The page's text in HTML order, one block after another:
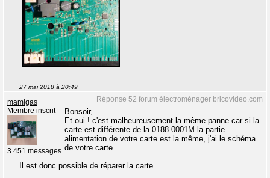
27 mai 2018 à 20:49
Réponse 52 forum électroménager bricovideo.com
mamigas
Membre inscrit
3 451 messages
Bonsoir,
Et oui ! c'est malheureusement la même panne car si la
carte est différente de la 0188-0001M la partie
alimentation de votre carte est la même, j'ai le schéma
de votre carte.
Il est donc possible de réparer la carte.